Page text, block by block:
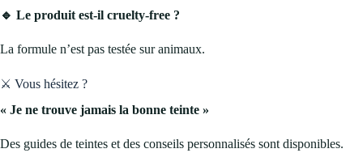
🔹 Le produit est-il cruelty-free ?
La formule n’est pas testée sur animaux.
⚔️ Vous hésitez ?
« Je ne trouve jamais la bonne teinte »
Des guides de teintes et des conseils personnalisés sont disponibles.